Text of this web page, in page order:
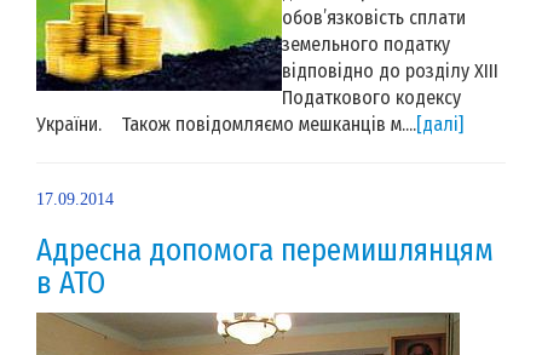
обов’язковість сплати
земельного податку
відповідно до розділу ХІІІ
Податкового кодексу
України. Також повідомляємо мешканців м....[далі]
17.09.2014
Адресна допомога перемишлянцям
в АТО